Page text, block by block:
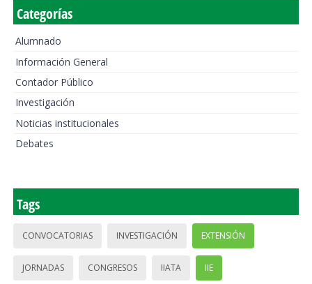
Categorías
Alumnado
Información General
Contador Público
Investigación
Noticias institucionales
Debates
Tags
CONVOCATORIAS INVESTIGACIÓN EXTENSIÓN
JORNADAS CONGRESOS IIATA IIE